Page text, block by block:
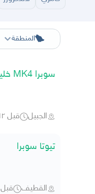
المنطقة
الرياض الشرقيه
سوبرا MK4 خليجي وارد عبداللطيف جميل 1994
الجبيل قبل ١٢ ساعة
تيوتا سوبرا
القطيف قبل ٤ أيام